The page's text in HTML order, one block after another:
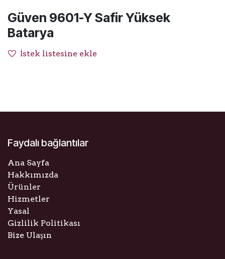
Güven 9601-Y Safir Yüksek
Batarya
İstek listesine ekle
Faydalı bağlantılar
Ana Sayfa
Hakkımızda
Ürünler
Hizmetler
Yasal
Gizlilik Politikası
Bize Ulaşın